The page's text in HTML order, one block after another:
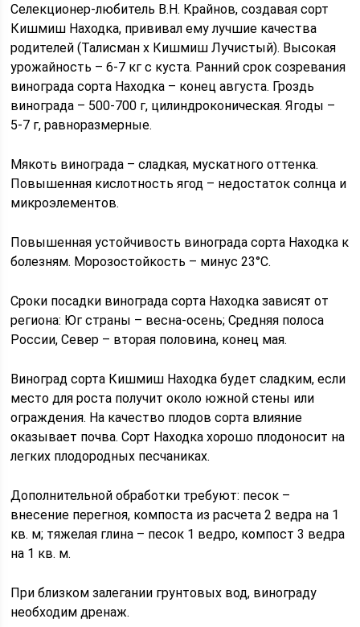
Селекционер-любитель В.Н. Крайнов, создавая сорт
Кишмиш Находка, прививал ему лучшие качества
родителей (Талисман х Кишмиш Лучистый). Высокая
урожайность – 6-7 кг с куста. Ранний срок созревания
винограда сорта Находка – конец августа. Гроздь
винограда – 500-700 г, цилиндроконическая. Ягоды –
5-7 г, равноразмерные.
Мякоть винограда – сладкая, мускатного оттенка.
Повышенная кислотность ягод – недостаток солнца и
микроэлементов.
Повышенная устойчивость винограда сорта Находка к
болезням. Морозостойкость – минус 23°С.
Сроки посадки винограда сорта Находка зависят от
региона: Юг страны – весна-осень; Средняя полоса
России, Север – вторая половина, конец мая.
Виноград сорта Кишмиш Находка будет сладким, если
место для роста получит около южной стены или
ограждения. На качество плодов сорта влияние
оказывает почва. Сорт Находка хорошо плодоносит на
легких плодородных песчаниках.
Дополнительной обработки требуют: песок –
внесение перегноя, компоста из расчета 2 ведра на 1
кв. м; тяжелая глина – песок 1 ведро, компост 3 ведра
на 1 кв. м.
При близком залегании грунтовых вод, винограду
необходим дренаж.